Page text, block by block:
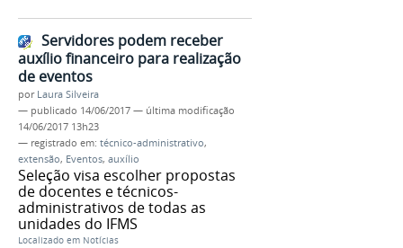
Servidores podem receber
auxílio financeiro para realização
de eventos
por Laura Silveira
— publicado 14/06/2017 — última modificação
14/06/2017 13h23
— registrado em: técnico-administrativo,
extensão, Eventos, auxílio
Seleção visa escolher propostas
de docentes e técnicos-
administrativos de todas as
unidades do IFMS
Localizado em Notícias